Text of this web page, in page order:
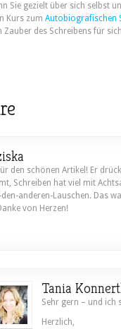
Sie gezielt über sich selbst
Kurs zum Autobiografischen
Zauber des Schreibens für
den schönen Artikel! Er
Schreiben hat viel mit
anderen-Lauschen. Das
von Herzen!
Tania
Sehr gern – und ich
Herzlich,